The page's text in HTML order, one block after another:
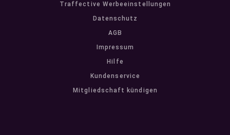
Traffective Werbeeinstellungen
Datenschutz
AGB
Impressum
Hilfe
Kundenservice
Mitgliedschaft kündigen